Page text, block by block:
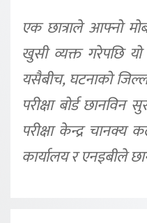
एक छात्राले आफ्नो
खुसी व्यक्त गरेपछि
यसैबीच, घटनाको जिल्ला
परीक्षा बोर्ड
परीक्षा केन्द्र चानक्य
कार्यालय र एनइबीले